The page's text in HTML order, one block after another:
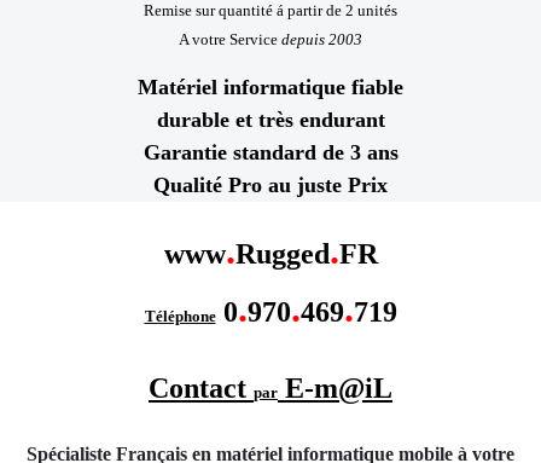
Remise sur quantité á partir de 2 unités
A votre Service depuis 2003
Matériel informatique fiable
durable et très endurant
Garantie standard de 3 ans
Qualité Pro au juste Prix
www.Rugged.FR
Téléphone0.970.469.719
Contact par E-m@iL
Spécialiste Français en matériel informatique mobile à votre